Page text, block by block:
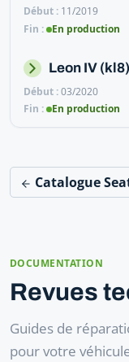
11/2019
En production
Leon IV
03/2020
En production
Catalogue
DOCUMENTATION
Revues
Guides de
pour votre